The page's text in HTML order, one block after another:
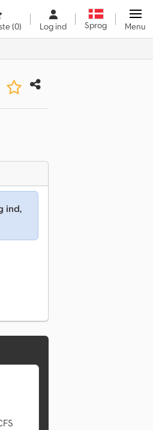
(0) Log ind Sprog Menu
ind,